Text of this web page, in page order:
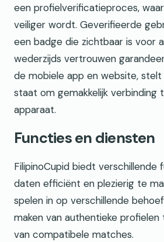
een profielverificatieproces,
veiliger wordt. Geverifieerde
een badge die zichtbaar is voor
wederzijds vertrouwen
de mobiele app en website,
staat om gemakkelijk verbinding
apparaat.
Functies en diensten
FilipinoCupid biedt verschillende
daten efficiënt en plezierig te
spelen in op verschillende
maken van authentieke
van compatibele matches.